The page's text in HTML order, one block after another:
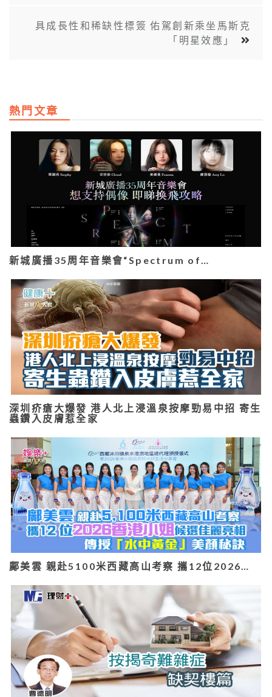
具成長性和稀缺性標簽 佑駕創新乘坐馬斯克
「明星效應」
熱門文章
新城廣播35周年音樂會“Spectrum of…
深圳疥瘡大爆發 港人北上浸溫泉按摩勁易中招 寄生
蟲鑽入皮膚惹全家
鄺美雲 親赴5100米西藏高山考察 攜12位2026…